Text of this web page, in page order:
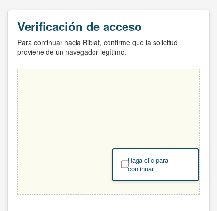
Verificación de acceso
Para continuar hacia Biblat, confirme que la solicitud
proviene de un navegador legítimo.
Haga clic para
continuar